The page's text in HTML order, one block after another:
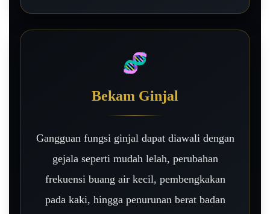
🧬
Bekam Ginjal
Gangguan fungsi ginjal dapat diawali dengan
gejala seperti mudah lelah, perubahan
frekuensi buang air kecil, pembengkakan
pada kaki, hingga penurunan berat badan